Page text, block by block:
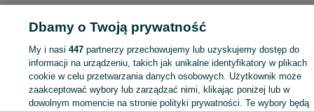
Zaloguj się lub załóż konto na OLX, aby skontaktować się z
sprzedającym
Dbamy o Twoją prywatność
My i nasi447 partnerzy przechowujemy lub uzyskujemy dostęp do
informacji na urządzeniu, takich jak unikalne identyfikatory w plikach
cookie w celu przetwarzania danych osobowych. Użytkownik może
zaakceptować wybory lub zarządzać nimi, klikając poniżej lub w
dowolnym momencie na stronie polityki prywatności. Te wybory będą